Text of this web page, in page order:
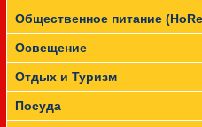
Общественное питание
Освещение
Отдых и Туризм
Посуда